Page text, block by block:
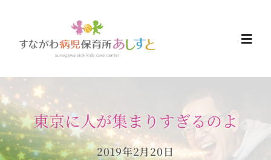
content
HOME
お知らせ
東京に人が集まりすぎるのよ
2019年2月20日